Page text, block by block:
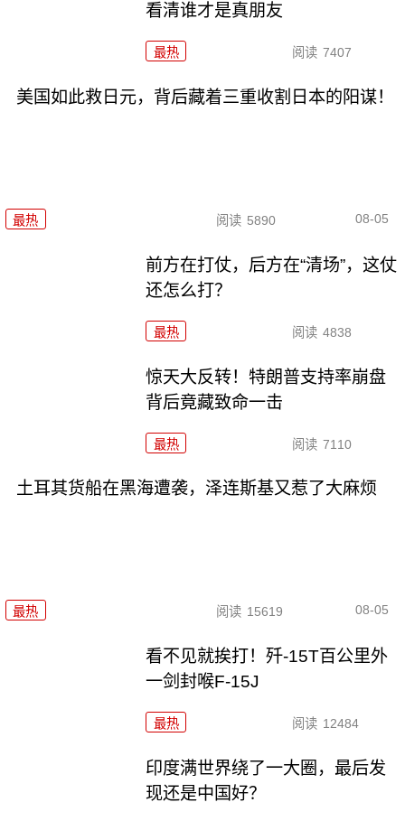
看清谁才是真朋友
最热 阅读 7407
美国如此救日元，背后藏着三重收割日本的阳谋！
最热 阅读 5890 08-05
前方在打仗，后方在“清场”，这仗
还怎么打？
最热 阅读 4838
惊天大反转！特朗普支持率崩盘
背后竟藏致命一击
最热 阅读 7110
土耳其货船在黑海遭袭，泽连斯基又惹了大麻烦
最热 阅读 15619 08-05
看不见就挨打！歼-15T百公里外
一剑封喉F-15J
最热 阅读 12484
印度满世界绕了一大圈，最后发
现还是中国好？